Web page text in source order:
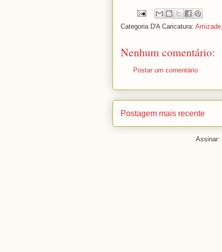
Categoria D'A Caricatura: Amizade
Nenhum comentário:
Postar um comentário
Postagem mais recente
Assinar: